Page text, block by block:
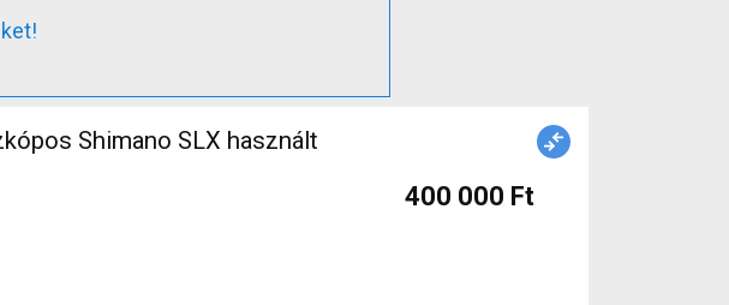
Shimano SLX használt
400 000 Ft